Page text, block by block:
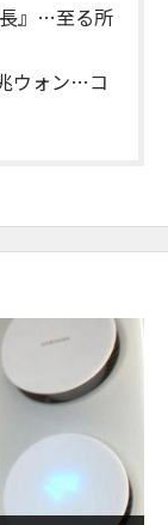
』…至る所
ウォン…コ